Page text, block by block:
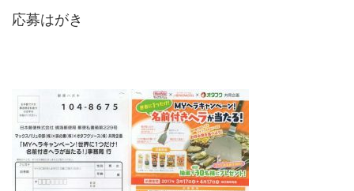
応募はがき